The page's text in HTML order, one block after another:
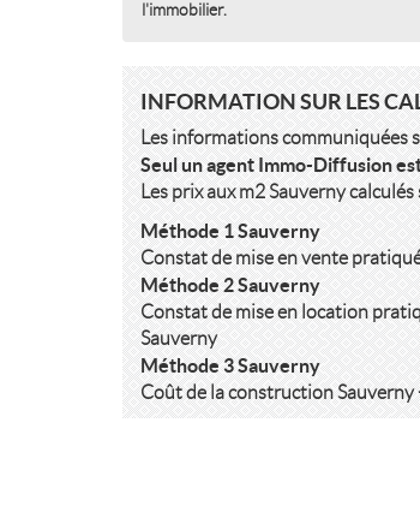
l'immobilier.
INFORMATION SUR LES
Les informations communiquées
Seul un agent Immo-Diffusion
Les prix aux m2 Sauverny
Méthode 1 Sauverny
Constat de mise en vente
Méthode 2 Sauverny
Constat de mise en location
Sauverny
Méthode 3 Sauverny
Coût de la construction Sauverny